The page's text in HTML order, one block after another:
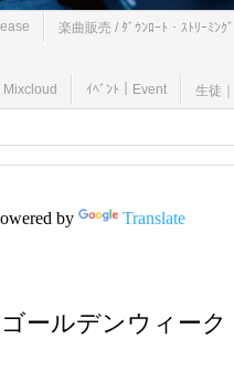
楽曲販売 / ﾀﾞｳﾝﾛｰﾄ・ｽﾄﾘｰﾐﾝ
Mixcloud ｲﾍﾞﾝﾄ｜Event 生徒
by Translate
ールデンウィーク